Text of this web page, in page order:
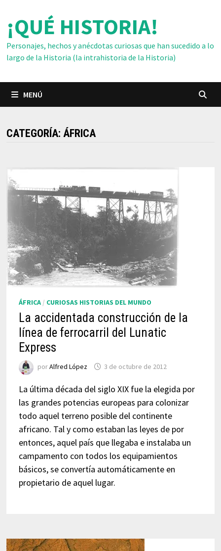
contenido
¡QUÉ HISTORIA!
Personajes, hechos y anécdotas curiosas que han sucedido a lo
largo de la Historia (la intrahistoria de la Historia)
MENÚ
CATEGORÍA: ÁFRICA
ÁFRICA/ CURIOSAS HISTORIAS DEL MUNDO
La accidentada construcción de la
línea de ferrocarril del Lunatic
Express
porAlfred López 3 de octubre de 2012
La última década del siglo XIX fue la elegida por
las grandes potencias europeas para colonizar
todo aquel terreno posible del continente
africano. Tal y como estaban las leyes de por
entonces, aquel país que llegaba e instalaba un
campamento con todos los equipamientos
básicos, se convertía automáticamente en
propietario de aquel lugar.